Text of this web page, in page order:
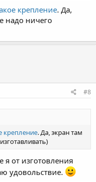
крепление. Да,
надо ничего
#8
крепление. Да, экран там
я от изготовления
удовольствие.